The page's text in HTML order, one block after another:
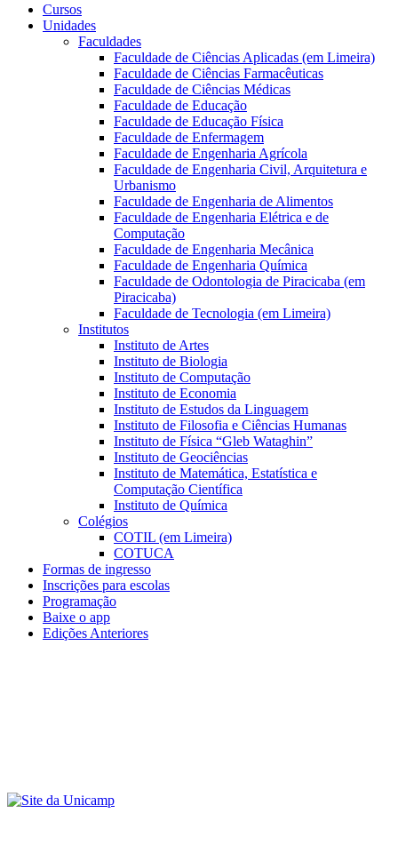
Cursos
Unidades
Faculdades
Faculdade de Ciências Aplicadas (em Limeira)
Faculdade de Ciências Farmacêuticas
Faculdade de Ciências Médicas
Faculdade de Educação
Faculdade de Educação Física
Faculdade de Enfermagem
Faculdade de Engenharia Agrícola
Faculdade de Engenharia Civil, Arquitetura e
Urbanismo
Faculdade de Engenharia de Alimentos
Faculdade de Engenharia Elétrica e de
Computação
Faculdade de Engenharia Mecânica
Faculdade de Engenharia Química
Faculdade de Odontologia de Piracicaba (em
Piracicaba)
Faculdade de Tecnologia (em Limeira)
Institutos
Instituto de Artes
Instituto de Biologia
Instituto de Computação
Instituto de Economia
Instituto de Estudos da Linguagem
Instituto de Filosofia e Ciências Humanas
Instituto de Física “Gleb Wataghin”
Instituto de Geociências
Instituto de Matemática, Estatística e
Computação Científica
Instituto de Química
Colégios
COTIL (em Limeira)
COTUCA
Formas de ingresso
Inscrições para escolas
Programação
Baixe o app
Edições Anteriores